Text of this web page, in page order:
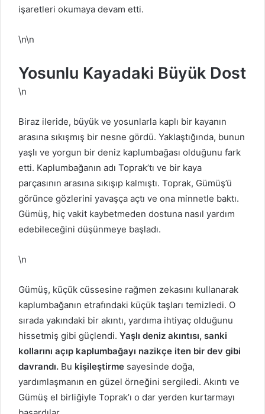
işaretleri okumaya devam etti.
\n\n
Yosunlu Kayadaki Büyük Dost
\n
Biraz ileride, büyük ve yosunlarla kaplı bir kayanın
arasına sıkışmış bir nesne gördü. Yaklaştığında, bunun
yaşlı ve yorgun bir deniz kaplumbağası olduğunu fark
etti. Kaplumbağanın adı Toprak’tı ve bir kaya
parçasının arasına sıkışıp kalmıştı. Toprak, Gümüş’ü
görünce gözlerini yavaşça açtı ve ona minnetle baktı.
Gümüş, hiç vakit kaybetmeden dostuna nasıl yardım
edebileceğini düşünmeye başladı.
\n
Gümüş, küçük cüssesine rağmen zekasını kullanarak
kaplumbağanın etrafındaki küçük taşları temizledi. O
sırada yakındaki bir akıntı, yardıma ihtiyaç olduğunu
hissetmiş gibi güçlendi. Yaşlı deniz akıntısı, sanki
kollarını açıp kaplumbağayı nazikçe iten bir dev gibi
davrandı. Bu kişileştirme sayesinde doğa,
yardımlaşmanın en güzel örneğini sergiledi. Akıntı ve
Gümüş el birliğiyle Toprak’ı o dar yerden kurtarmayı